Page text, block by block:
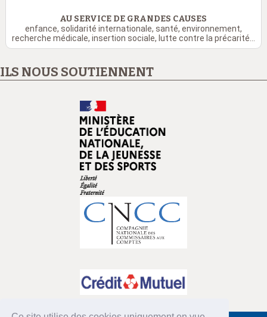
AU SERVICE DE GRANDES CAUSES
enfance, solidarité internationale, santé, environnement,
recherche médicale, insertion sociale, lutte contre la précarité...
ILS NOUS SOUTIENNENT